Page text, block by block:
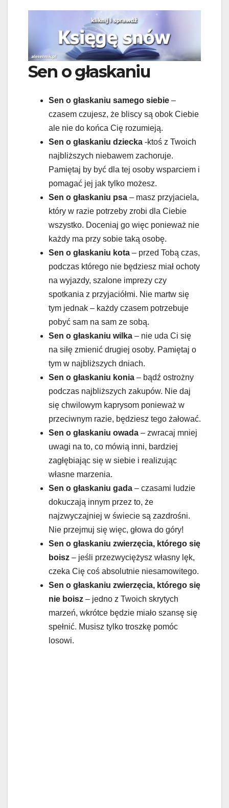
Sen o głaskaniu
Sen o głaskaniu samego siebie –
czasem czujesz, że bliscy są obok Ciebie
ale nie do końca Cię rozumieją.
Sen o głaskaniu dziecka -ktoś z Twoich
najbliższych niebawem zachoruje.
Pamiętaj by być dla tej osoby wsparciem i
pomagać jej jak tylko możesz.
Sen o głaskaniu psa – masz przyjaciela,
który w razie potrzeby zrobi dla Ciebie
wszystko. Doceniaj go więc ponieważ nie
każdy ma przy sobie taką osobę.
Sen o głaskaniu kota – przed Tobą czas,
podczas którego nie będziesz miał ochoty
na wyjazdy, szalone imprezy czy
spotkania z przyjaciółmi. Nie martw się
tym jednak – każdy czasem potrzebuje
pobyć sam na sam ze sobą.
Sen o głaskaniu wilka – nie uda Ci się
na siłę zmienić drugiej osoby. Pamiętaj o
tym w najbliższych dniach.
Sen o głaskaniu konia – bądź ostrożny
podczas najbliższych zakupów. Nie daj
się chwilowym kaprysom ponieważ w
przeciwnym razie, będziesz tego żałować.
Sen o głaskaniu owada – zwracaj mniej
uwagi na to, co mówią inni, bardziej
zagłębiając się w siebie i realizując
własne marzenia.
Sen o głaskaniu gada – czasami ludzie
dokuczają innym przez to, że
najzwyczajniej w świecie są zazdrośni.
Nie przejmuj się więc, głowa do góry!
Sen o głaskaniu zwierzęcia, którego się
boisz – jeśli przezwyciężysz własny lęk,
czeka Cię coś absolutnie niesamowitego.
Sen o głaskaniu zwierzęcia, którego się
nie boisz – jedno z Twoich skrytych
marzeń, wkrótce będzie miało szansę się
spełnić. Musisz tylko troszkę pomóc
losowi.